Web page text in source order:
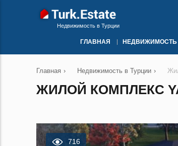
Недвижимость в Турции
ГЛАВНАЯ НЕДВИЖИМОСТЬ
Главная › Недвижимость в Турции ›
ЖИЛОЙ КОМПЛЕКС
716